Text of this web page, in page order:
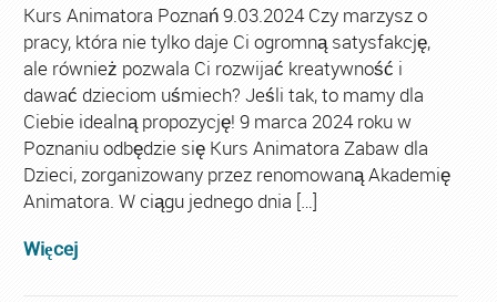
Kurs Animatora Poznań 9.03.2024 Czy marzysz o
pracy, która nie tylko daje Ci ogromną satysfakcję,
ale również pozwala Ci rozwijać kreatywność i
dawać dzieciom uśmiech? Jeśli tak, to mamy dla
Ciebie idealną propozycję! 9 marca 2024 roku w
Poznaniu odbędzie się Kurs Animatora Zabaw dla
Dzieci, zorganizowany przez renomowaną Akademię
Animatora. W ciągu jednego dnia […]
Więcej